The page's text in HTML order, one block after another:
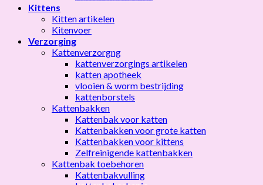
Kittens
Kitten artikelen
Kitenvoer
Verzorging
Kattenverzorgng
kattenverzorgings artikelen
katten apotheek
vlooien & worm bestrijding
kattenborstels
Kattenbakken
Kattenbak voor katten
Kattenbakken voor grote katten
Kattenbakken voor kittens
Zelfreinigende kattenbakken
Kattenbak toebehoren
Kattenbakvulling